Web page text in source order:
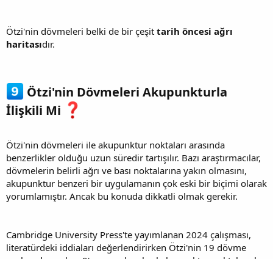
Ötzi'nin dövmeleri belki de bir çeşit tarih öncesi ağrı
haritasıdır.
Ötzi'nin Dövmeleri Akupunkturla
İlişkili Mi
Ötzi'nin dövmeleri ile akupunktur noktaları arasında
benzerlikler olduğu uzun süredir tartışılır. Bazı araştırmacılar,
dövmelerin belirli ağrı ve bası noktalarına yakın olmasını,
akupunktur benzeri bir uygulamanın çok eski bir biçimi olarak
yorumlamıştır. Ancak bu konuda dikkatli olmak gerekir.
Cambridge University Press'te yayımlanan 2024 çalışması,
literatürdeki iddiaları değerlendirirken Ötzi'nin 19 dövme